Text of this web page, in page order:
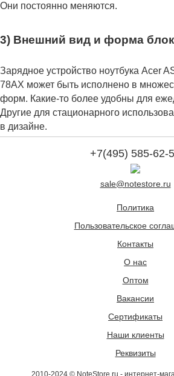
Они постоянно меняются.
3) Внешний вид и форма
Зарядное устройство ноутбука Acer
78AX может быть исполнено в
форм. Какие-то более удобны для
Другие для стационарного
в дизайне.
+7(495) 585-62-
sale@notestore.ru
Политика
Пользовательское
Контакты
О нас
Оптом
Вакансии
Сертификаты
Наши клиенты
Реквизиты
2010-2024 © NoteStore.ru - интернет-